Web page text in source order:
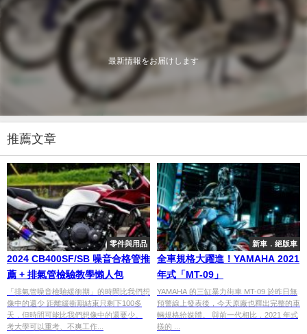
最新情報をお届けします
推薦文章
零件與用品
2024 CB400SF/SB 噪音合格管推
薦 + 排氣管檢驗教學懶人包
「排氣管噪音檢驗緩衝期」的時間比我們想
像中的還少 距離緩衝期結束只剩下100多
天，但時間可能比我們想像中的還要少。
考大學可以重考、不爽工作...
新車．絕版車
全車規格大躍進！YAMAHA 2021
年式「MT-09」
YAMAHA 的三缸暴力街車 MT-09 於昨日無
預警線上發表後，今天原廠也釋出完整的車
輛規格給媒體。 與前一代相比，2021 年式
樣的 ...